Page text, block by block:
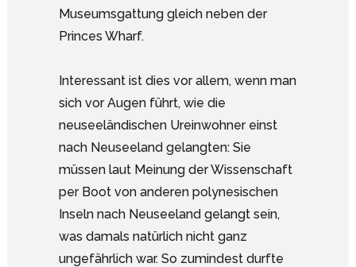
Museumsgattung gleich neben der
Princes Wharf.
Interessant ist dies vor allem, wenn man
sich vor Augen führt, wie die
neuseeländischen Ureinwohner einst
nach Neuseeland gelangten: Sie
müssen laut Meinung der Wissenschaft
per Boot von anderen polynesischen
Inseln nach Neuseeland gelangt sein,
was damals natürlich nicht ganz
ungefährlich war. So zumindest durfte